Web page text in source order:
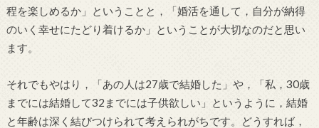
程を楽しめるか」ということと，「婚活を通して，自分が納得
のいく幸せにたどり着けるか」ということが大切なのだと思い
ます。
それでもやはり，「あの人は27歳で結婚した」や，「私，30歳
までには結婚して32までには子供欲しい」というように，結婚
と年齢は深く結びつけられて考えられがちです。どうすれば，